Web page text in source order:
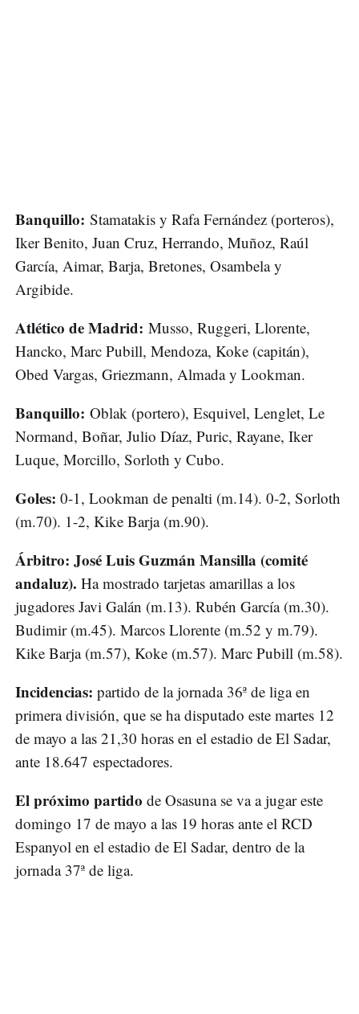
Banquillo: Stamatakis y Rafa Fernández (porteros),
Iker Benito, Juan Cruz, Herrando, Muñoz, Raúl
García, Aimar, Barja, Bretones, Osambela y
Argibide.
Atlético de Madrid: Musso, Ruggeri, Llorente,
Hancko, Marc Pubill, Mendoza, Koke (capitán),
Obed Vargas, Griezmann, Almada y Lookman.
Banquillo: Oblak (portero), Esquivel, Lenglet, Le
Normand, Boñar, Julio Díaz, Puric, Rayane, Iker
Luque, Morcillo, Sorloth y Cubo.
Goles: 0-1, Lookman de penalti (m.14). 0-2, Sorloth
(m.70). 1-2, Kike Barja (m.90).
Árbitro: José Luis Guzmán Mansilla (comité
andaluz). Ha mostrado tarjetas amarillas a los
jugadores Javi Galán (m.13). Rubén García (m.30).
Budimir (m.45). Marcos Llorente (m.52 y m.79).
Kike Barja (m.57), Koke (m.57). Marc Pubill (m.58).
Incidencias: partido de la jornada 36ª de liga en
primera división, que se ha disputado este martes 12
de mayo a las 21,30 horas en el estadio de El Sadar,
ante 18.647 espectadores.
El próximo partido de Osasuna se va a jugar este
domingo 17 de mayo a las 19 horas ante el RCD
Espanyol en el estadio de El Sadar, dentro de la
jornada 37ª de liga.